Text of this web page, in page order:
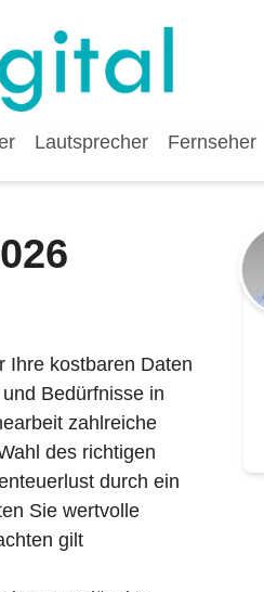
Lautsprecher Fernseher
Ihre kostbaren Daten
Bedürfnisse in
zahlreiche
des richtigen
durch ein
Sie wertvolle
gilt